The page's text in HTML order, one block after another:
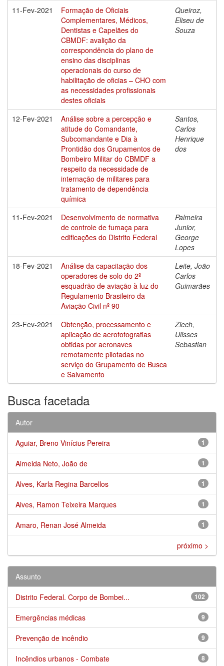
11-Fev-2021
Formação de Oficiais
Complementares, Médicos,
Dentistas e Capelães do
CBMDF: avalição da
correspondência do plano de
ensino das disciplinas
operacionais do curso de
habilitação de oficias – CHO com
as necessidades profissionais
destes oficiais
Queiroz,
Eliseu de
Souza
12-Fev-2021
Análise sobre a percepção e
atitude do Comandante,
Subcomandante e Dia à
Prontidão dos Grupamentos de
Bombeiro Militar do CBMDF a
respeito da necessidade de
internação de militares para
tratamento de dependência
química
Santos,
Carlos
Henrique
dos
11-Fev-2021
Desenvolvimento de normativa
de controle de fumaça para
edificações do Distrito Federal
Palmeira
Junior,
George
Lopes
18-Fev-2021
Análise da capacitação dos
operadores de solo do 2º
esquadrão de aviação à luz do
Regulamento Brasileiro da
Aviação Civil nº 90
Leite, João
Carlos
Guimarães
23-Fev-2021
Obtenção, processamento e
aplicação de aerofotografias
obtidas por aeronaves
remotamente pilotadas no
serviço do Grupamento de Busca
e Salvamento
Ziech,
Ulisses
Sebastian
Busca facetada
Autor
1
Aguiar, Breno Vinícius Pereira
1
Almeida Neto, João de
1
Alves, Karla Regina Barcellos
1
Alves, Ramon Teixeira Marques
1
Amaro, Renan José Almeida
próximo >
Assunto
102
Distrito Federal. Corpo de Bombei...
9
Emergências médicas
9
Prevenção de incêndio
8
Incêndios urbanos - Combate